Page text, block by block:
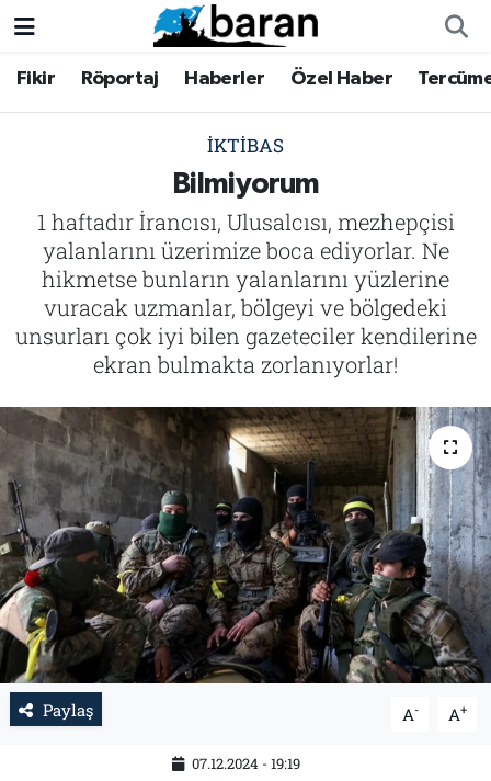
Fikir Röportaj Haberler Özel Haber
İKTIBAS
Bilmiyorum
1 haftadır İrancısı, Ulusalcısı, mezhepçisi
yalanlarını üzerimize boca ediyorlar. Ne
hikmetse bunların yalanlarını yüzlerine
vuracak uzmanlar, bölgeyi ve bölgedeki
unsurları çok iyi bilen gazeteciler kendilerine
ekran bulmakta zorlanıyorlar!
Paylaş A- A+
07.12.2024 - 19:19
Fikir
Özel Haber
Tercüme
İktibas
Büyük Doğu-İbda
Dergi
Tarih
Fikir
Özel Haber
Tercüme
İktibas
Büyük Doğu-İbda
Dergi
İletişim
Künye
Nöbetçi Eczaneler
Trafik Durumu
Süper Lig Puan Durumu ve Fikstür
Tüm Manşetler
Son Dakika Haberleri
Haber Arşivi